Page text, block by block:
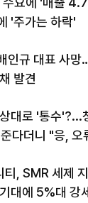
'주가는 하락'
인규 대표 사망
발견
대로 '통수'?...
다더니 "응, 오
, SMR 세제
대에 5%대 강